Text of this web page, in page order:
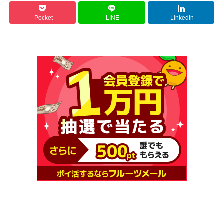
Pocket LINE LinkedIn